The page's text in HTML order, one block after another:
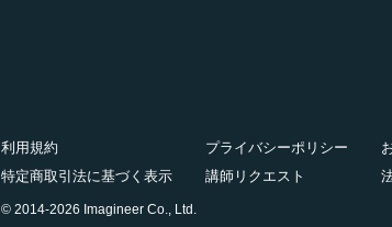
利用規約 プライバシーポリシー
特定商取引法に基づく表示
講師リクエスト
© 2014-2026 Imagineer Co., Ltd.